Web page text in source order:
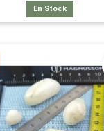
En Stock